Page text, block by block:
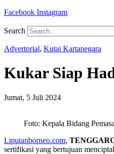
Facebook Instagram
Search
Advertorial, Kutai Kartanegara
Kukar Siap
Jumat, 5 Juli 2024
Foto: Kepala Bidang
Liputanborneo.com,
sertifikasi yang bertujuan